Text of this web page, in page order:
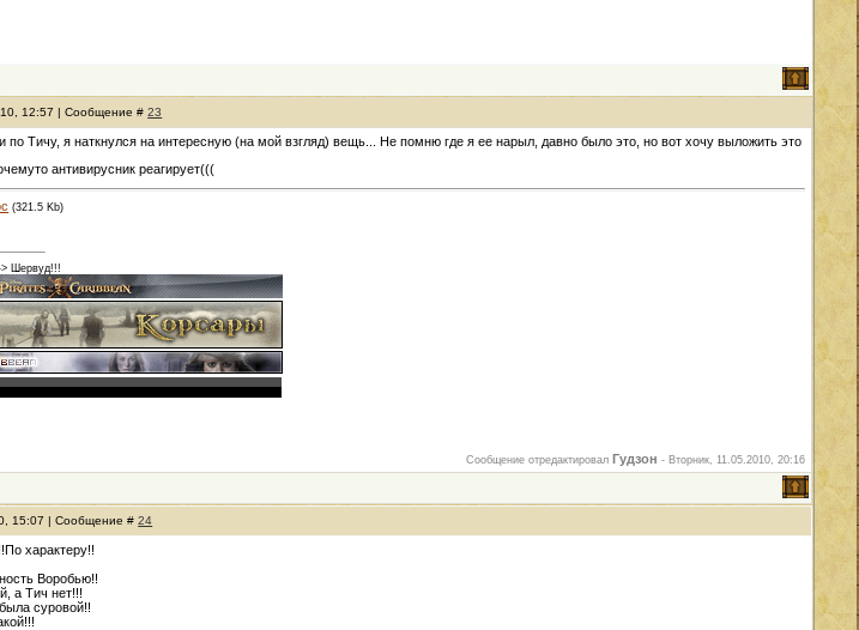
12:57 | Сообщение #23
по Тичу, я наткнулся на интересную (на мой взгляд) вещь... Не помню где я ее нарыл, давно было это, но вот хочу выложить это
антивирусник реагирует(((
(321.5 Kb)
> Шервуд!!!
Сообщение отредактировал Гудзон - Вторник, 11.05.2010, 20:16
15:07 | Сообщение #24
характеру!!
Воробью!!
а Тич нет!!!
суровой!!